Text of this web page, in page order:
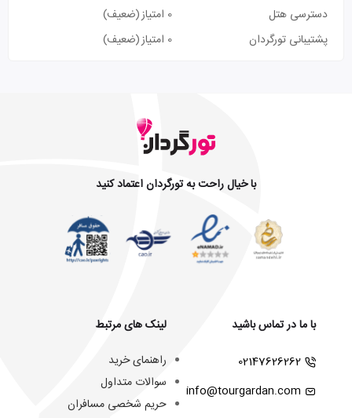
دسترسی هتل
0 امتیاز
(ضعیف)
پشتیبانی تورگردان
0 امتیاز (ضعیف)
با خیال راحت به تورگردان اعتماد کنید
با ما در تماس باشید
02147626262
info@tourgardan.com
لینک های مرتبط
راهنمای خرید
سوالات متداول
حریم شخصی مسافران